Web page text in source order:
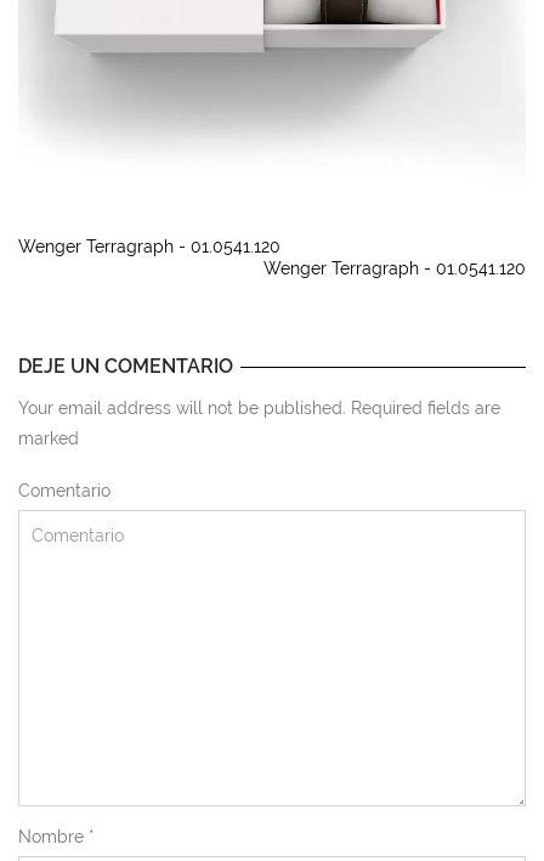
Wenger Terragraph - 01.0541.120
Wenger Terragraph - 01.0541.120
DEJE UN COMENTARIO
Your email address will not be published. Required fields are
marked
Comentario
Nombre *